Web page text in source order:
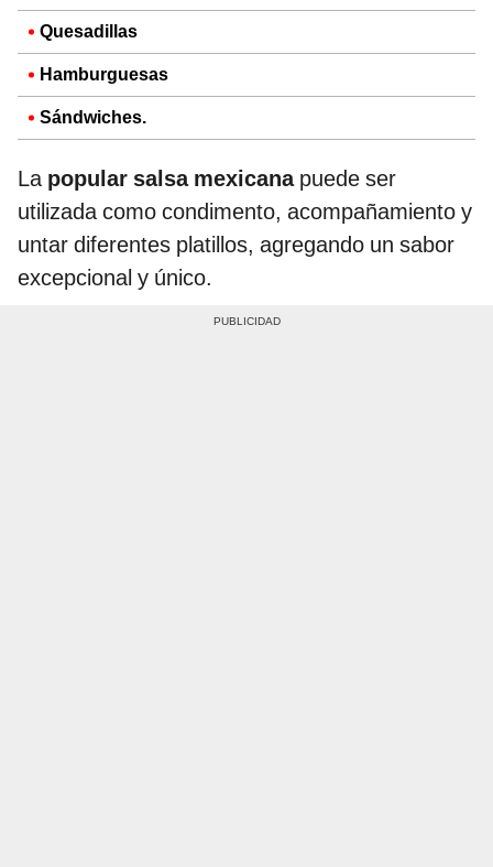
Quesadillas
Hamburguesas
Sándwiches.
La popular salsa mexicanapuede ser
utilizada como condimento, acompañamiento y
untar diferentes platillos, agregando un sabor
excepcional y único.